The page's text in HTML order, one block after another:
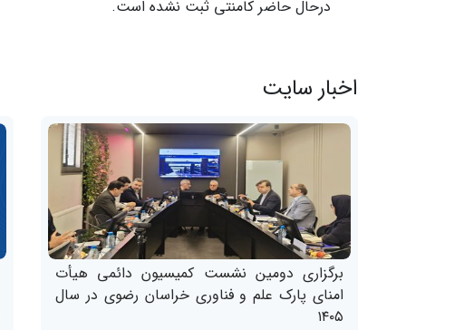
درحال حاضر کامنتی ثبت نشده است.
اخبار سایت
برگزاری دومین نشست کمیسیون دائمی هیأت
امنای پارک علم و فناوری خراسان رضوی در سال
۱۴۰۵